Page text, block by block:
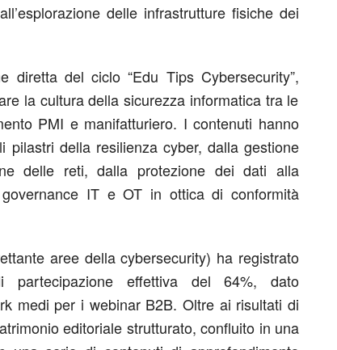
delle infrastrutture fisiche dei
diretta del ciclo “Edu TipsCybersecurity”,
la cultura della sicurezza informatica tra le
PMI e manifatturiero. I contenuti hanno
pilastri della resilienza cyber, dalla gestione
delle reti, dalla protezione dei dati alla
IT e OT in ottica di conformità
aree della cybersecurity) ha registrato
effettiva del 64%, dato
medi per i webinar B2B. Oltre ai risultati di
editoriale strutturato, confluito in una